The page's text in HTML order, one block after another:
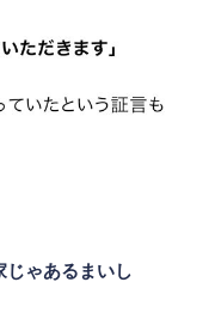
ゃあるまいし